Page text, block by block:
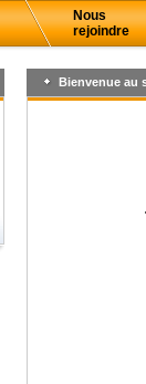
Nous
rejoindre
Bienvenue au